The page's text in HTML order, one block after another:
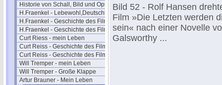
Historie von Schall, Bild und Optik
H.Fraenkel - Lebewohl,Deutschland
H.Fraenkel - Geschichte des Films 1
H.Fraenkel - Geschichte des Films 2
Curt Riess - mein Leben
Curt Reiss - Geschichte des Films I
Curt Reiss - Geschichte des Films II
Will Tremper - mein Leben
Will Tremper - Große Klappe
Artur Brauner - Mein Leben
Bild 52 - Rolf Hansen
Film »Die Letzten werden
sein« nach einer Novelle
Galsworthy ...